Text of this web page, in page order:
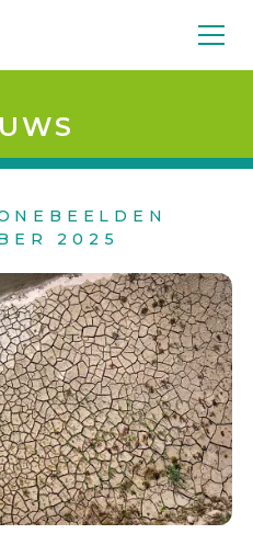
2025